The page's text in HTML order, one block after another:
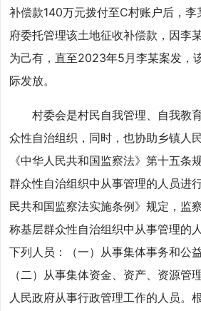
补偿款140万元拨付至C村账户后，
府委托管理该土地征收补偿款，因李
为己有，直至2023年5月李某案发，
际发放。
村委会是村民自我管理、自我教
众性自治组织，同时，也协助乡镇人
《中华人民共和国监察法》第十五条
群众性自治组织中从事管理的人员进
民共和国监察法实施条例》规定，监
称基层群众性自治组织中从事管理的
下列人员：（一）从事集体事务和公
（二）从事集体资金、资产、资源管
人民政府从事行政管理工作的人员。